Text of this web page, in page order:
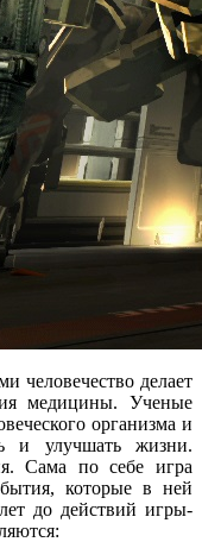
человечество делает
медицины. Ученые
организма и
и улучшать жизни.
Сама по себе игра
которые в ней
до действий игры-